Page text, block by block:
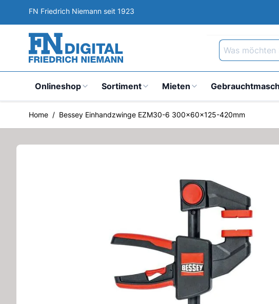
Direkt zum Inhalt
FN Friedrich Niemann seit 1923
Was möchten
Onlineshop Sortiment Mieten
Home / Bessey Einhandzwinge EZM30-6 300x60x125-420mm